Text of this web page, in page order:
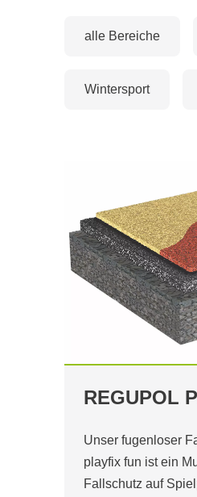
alle Bereiche
Wintersport
REGUPOL
Unser fugenloser
playfix fun ist ein
Fallschutz auf